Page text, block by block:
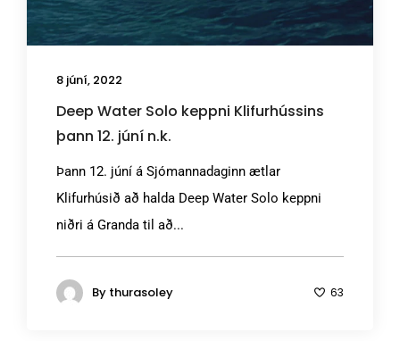
8 júní, 2022
Deep Water Solo keppni Klifurhússins
þann 12. júní n.k.
Þann 12. júní á Sjómannadaginn ætlar
Klifurhúsið að halda Deep Water Solo keppni
niðri á Granda til að...
By thurasoley 63